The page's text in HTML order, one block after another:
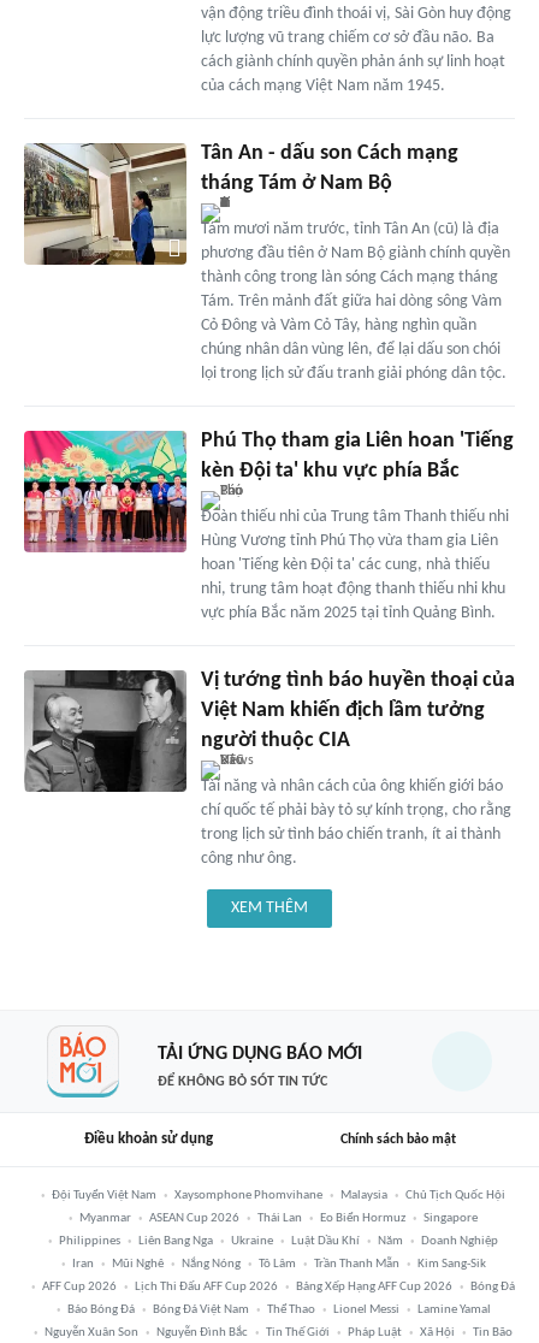
vận động triều đình thoái vị, Sài Gòn huy động
lực lượng vũ trang chiếm cơ sở đầu não. Ba
cách giành chính quyền phản ánh sự linh hoạt
của cách mạng Việt Nam năm 1945.
Tân An - dấu son Cách mạng
tháng Tám ở Nam Bộ
Tám mươi năm trước, tỉnh Tân An (cũ) là địa
phương đầu tiên ở Nam Bộ giành chính quyền
thành công trong làn sóng Cách mạng tháng
Tám. Trên mảnh đất giữa hai dòng sông Vàm
Cỏ Đông và Vàm Cỏ Tây, hàng nghìn quần
chúng nhân dân vùng lên, để lại dấu son chói
lọi trong lịch sử đấu tranh giải phóng dân tộc.
Phú Thọ tham gia Liên hoan 'Tiếng
kèn Đội ta' khu vực phía Bắc
Đoàn thiếu nhi của Trung tâm Thanh thiếu nhi
Hùng Vương tỉnh Phú Thọ vừa tham gia Liên
hoan 'Tiếng kèn Đội ta' các cung, nhà thiếu
nhi, trung tâm hoạt động thanh thiếu nhi khu
vực phía Bắc năm 2025 tại tỉnh Quảng Bình.
Vị tướng tình báo huyền thoại của
Việt Nam khiến địch lầm tưởng
người thuộc CIA
Tài năng và nhân cách của ông khiến giới báo
chí quốc tế phải bày tỏ sự kính trọng, cho rằng
trong lịch sử tình báo chiến tranh, ít ai thành
công như ông.
XEM THÊM
TẢI ỨNG DỤNG BÁO MỚI
ĐỂ KHÔNG BỎ SÓT TIN TỨC
Điều khoản sử dụng Chính sách bảo mật
Đội Tuyển Việt Nam Xaysomphone Phomvihane Malaysia
Chủ Tịch Quốc Hội
Myanmar
ASEAN Cup 2026 Thái Lan Eo Biển Hormuz
Singapore
Philippines
Liên Bang Nga Ukraine Luật Dầu Khí Năm
Doanh Nghiệp
Iran
Mũi Nghê Nắng Nóng Tô Lâm Trần Thanh Mẫn
Kim Sang-Sik
AFF Cup 2026
Lịch Thi Đấu AFF Cup 2026 Bảng Xếp Hạng AFF Cup 2026
Bóng Đá
Báo Bóng Đá
Bóng Đá Việt Nam Thể Thao Lionel Messi
Lamine Yamal
Nguyễn Xuân Son
Nguyễn Đình Bắc Tin Thế Giới Pháp Luật Xã Hội Tin Bão